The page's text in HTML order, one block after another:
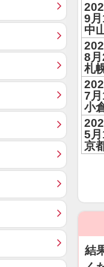
9月
中
8月
札
7月
小
5月
京
結